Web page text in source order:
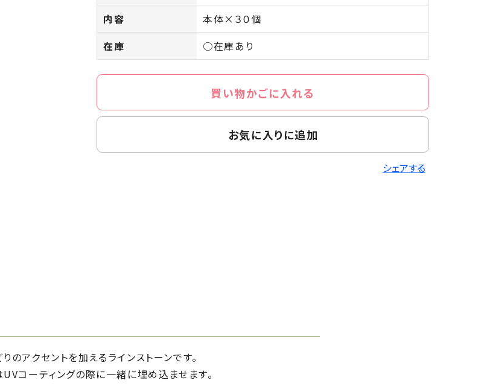
内容
本体×３０個
在庫
○在庫あり
買い物かごに入れる
お気に入りに追加
シェアする
のアクセントを加えるラインストーンです。
コーティングの際に一緒に埋め込ませます。